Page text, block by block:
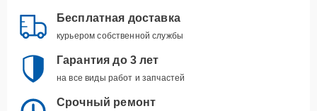
Бесплатная доставка
курьером собственной службы
Гарантия до 3 лет
на все виды работ и запчастей
Срочный ремонт